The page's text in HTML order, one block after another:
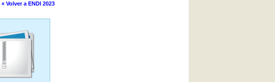
« Volver a ENDI 2023